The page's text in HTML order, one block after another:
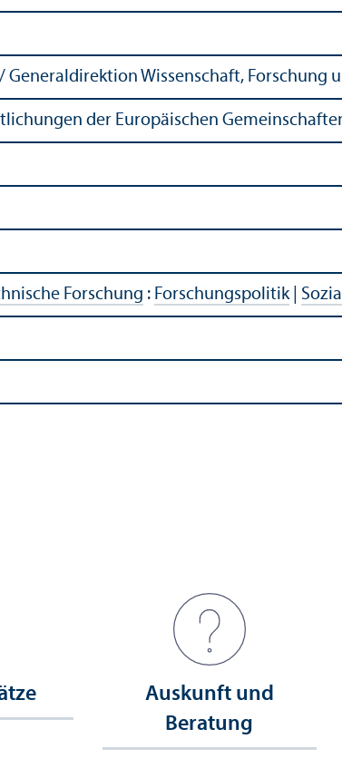
Generaldirektion Wissenschaft, Forschung
der Europäischen
Forschung : Forschungs­politik|
Auskunft und
Beratung